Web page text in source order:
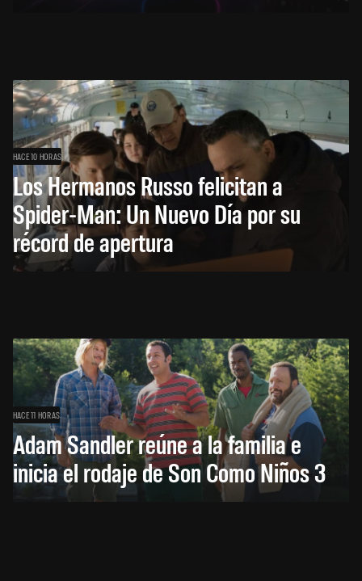
HACE 10 HORAS
Los Hermanos Russo felicitan a
Spider-Man: Un Nuevo Día por su
récord de apertura
HACE 11 HORAS
Adam Sandler reúne a la familia e
inicia el rodaje de Son Como Niños 3